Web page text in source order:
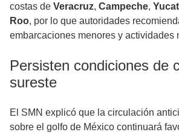
costas de Veracruz, Campeche,
Roo, por lo que autoridades
embarcaciones menores y actividades
Persisten condiciones de
sureste
El SMN explicó que la circulación
sobre el golfo de México continuará